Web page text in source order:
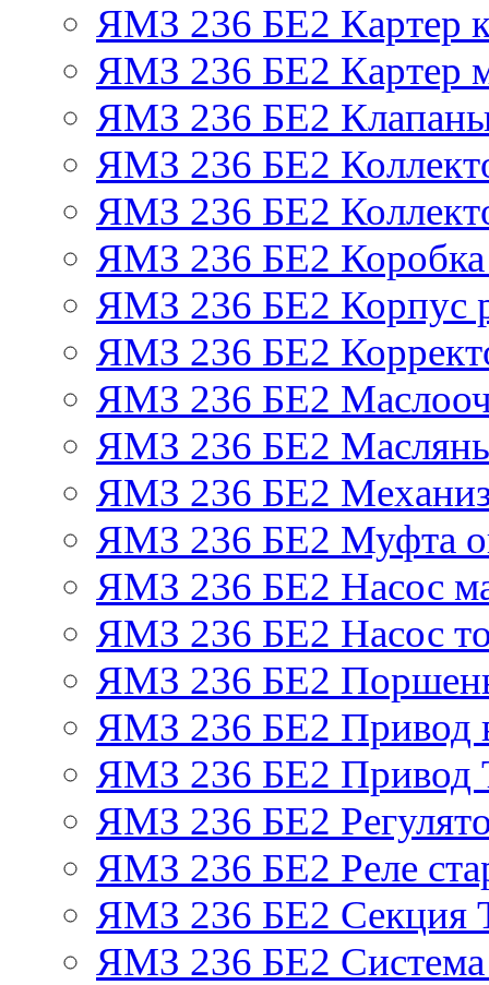
ЯМЗ 236 БЕ2 Картер
ЯМЗ 236 БЕ2 Картер
ЯМЗ 236 БЕ2 Клапаны
ЯМЗ 236 БЕ2
ЯМЗ 236 БЕ2
ЯМЗ 236 БЕ2 Коробка
ЯМЗ 236 БЕ2 Корпус
ЯМЗ 236 БЕ2
ЯМЗ 236 БЕ2
ЯМЗ 236 БЕ2
ЯМЗ 236 БЕ2
ЯМЗ 236 БЕ2 Муфта
ЯМЗ 236 БЕ2 Насос
ЯМЗ 236 БЕ2 Насос
ЯМЗ 236 БЕ2
ЯМЗ 236 БЕ2 Привод
ЯМЗ 236 БЕ2
ЯМЗ 236 БЕ2
ЯМЗ 236 БЕ2 Реле
ЯМЗ 236 БЕ2
ЯМЗ 236 БЕ2